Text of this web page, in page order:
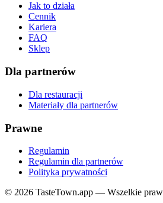
Jak to działa
Cennik
Kariera
FAQ
Sklep
Dla partnerów
Dla restauracji
Materiały dla partnerów
Prawne
Regulamin
Regulamin dla partnerów
Polityka prywatności
© 2026 TasteTown.app — Wszelkie